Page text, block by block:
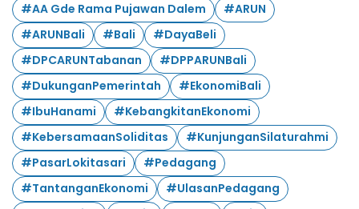
#AA Gde Rama Pujawan Dalem
#ARUN
#ARUNBali
#Bali
#DayaBeli
#DPCARUNTabanan
#DPPARUNBali
#DukunganPemerintah
#EkonomiBali
#IbuHanami
#KebangkitanEkonomi
#KebersamaanSoliditas
#KunjunganSilaturahmi
#PasarLokitasari
#Pedagang
#TantanganEkonomi
#UlasanPedagang